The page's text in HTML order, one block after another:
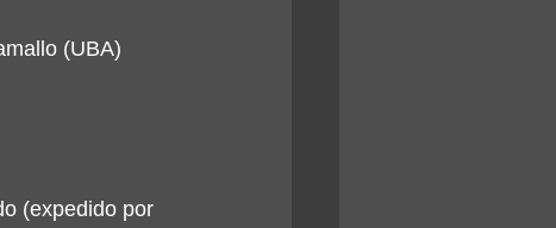
(UBA)
(expedido por